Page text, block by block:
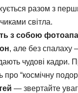
разом з
світла.
з собою
, але без спалаху
чудові кадри.
про “космічну
— звертайте